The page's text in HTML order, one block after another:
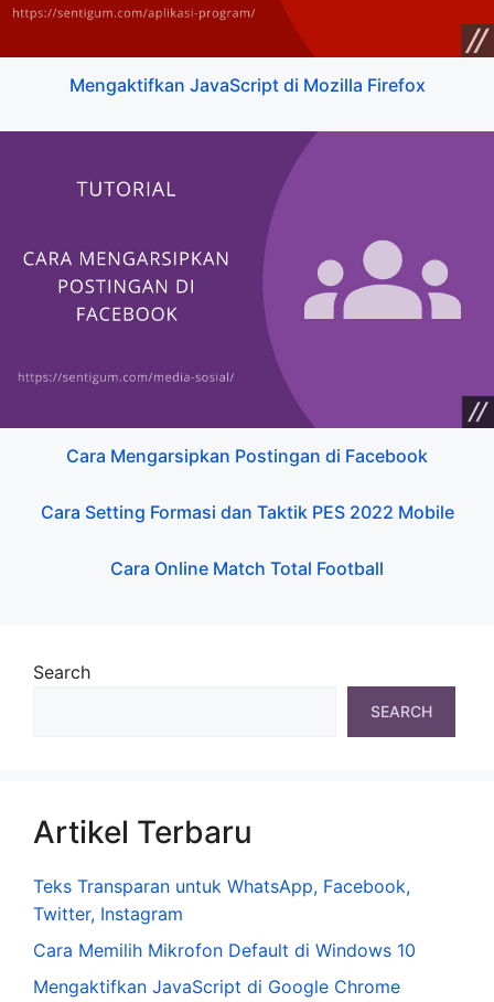
Mengaktifkan JavaScript di Mozilla Firefox
Cara Mengarsipkan Postingan di Facebook
Cara Setting Formasi dan Taktik PES 2022 Mobile
Cara Online Match Total Football
Search
SEARCH
Artikel Terbaru
Teks Transparan untuk WhatsApp, Facebook,
Twitter, Instagram
Cara Memilih Mikrofon Default di Windows 10
Mengaktifkan JavaScript di Google Chrome